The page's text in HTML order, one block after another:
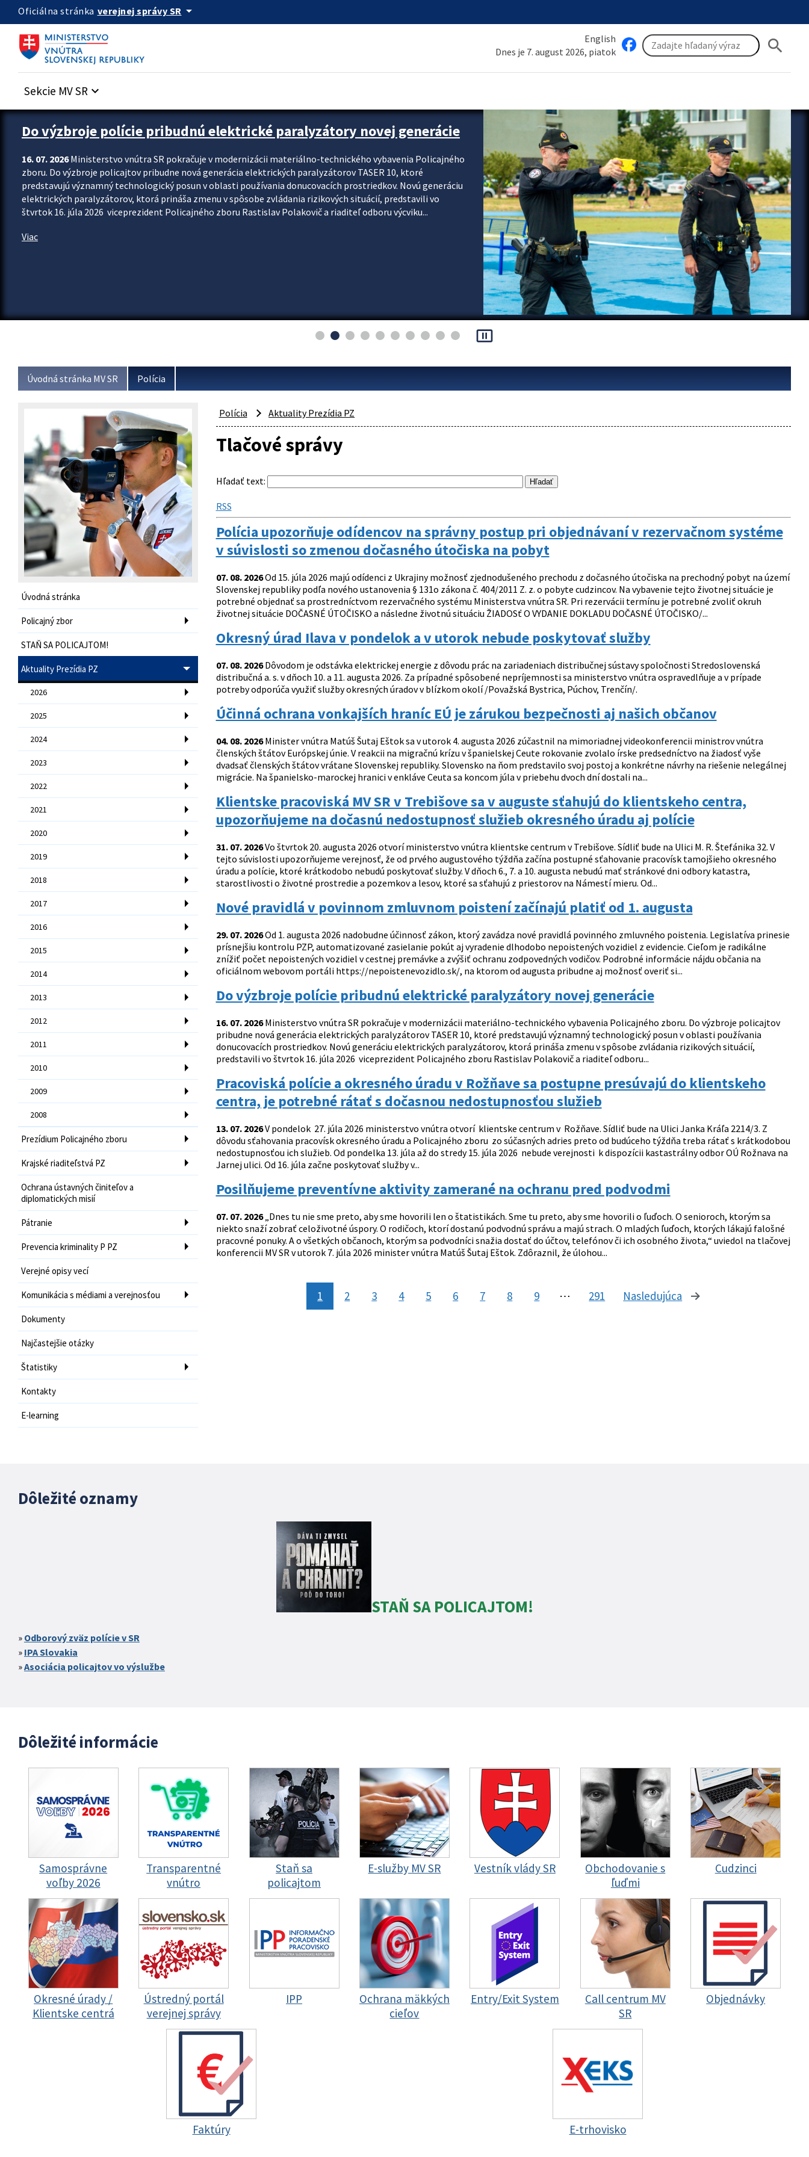
Preskocit na hlavný obsah
Oficiálna stránka verejnej správy SR arrow_drop_down
English
Dnes je 7. august 2026, piatok
search
Sekcie MV SR keyboard_arrow_down
Zastavit automatický posun upútavok
Do výzbroje polície pribudnú elektrické paralyzátory novej generácie
16. 07. 2026Ministerstvo vnútra SR pokračuje v modernizácii materiálno-technického vybavenia Policajného
zboru. Do výzbroje policajtov pribudne nová generácia elektrických paralyzátorov TASER 10, ktoré
predstavujú významný technologický posun v oblasti používania donucovacích prostriedkov. Novú generáciu
elektrických paralyzátorov, ktorá prináša zmenu v spôsobe zvládania rizikových situácií, predstavili vo
štvrtok 16. júla 2026 viceprezident Policajného zboru Rastislav Polakovič a riaditeľ odboru výcviku...
Viac
pause_presentation
Úvodná stránka MV SR Polícia
Úvodná stránka
Policajný zbor
STAŇ SA POLICAJTOM!
Aktuality Prezídia PZ
2026
2025
2024
2023
2022
2021
2020
2019
2018
2017
2016
2015
2014
2013
2012
2011
2010
2009
2008
Prezídium Policajného zboru
Krajské riaditeľstvá PZ
Ochrana ústavných činiteľov a
diplomatických misií
Pátranie
Prevencia kriminality P PZ
Verejné opisy vecí
Komunikácia s médiami a verejnosťou
Dokumenty
Najčastejšie otázky
Štatistiky
Kontakty
E-learning
Polícia Aktuality Prezídia PZ
Tlačové správy
Hľadať text:
RSS
Polícia upozorňuje odídencov na správny postup pri objednávaní v rezervačnom systéme
v súvislosti so zmenou dočasného útočiska na pobyt
07. 08. 2026Od 15. júla 2026 majú odídenci z Ukrajiny možnosť zjednodušeného prechodu z dočasného útočiska na prechodný pobyt na území
Slovenskej republiky podľa nového ustanovenia § 131o zákona č. 404/2011 Z. z. o pobyte cudzincov. Na vybavenie tejto životnej situácie je
potrebné objednať sa prostredníctvom rezervačného systému Ministerstva vnútra SR. Pri rezervácii termínu je potrebné zvoliť okruh
životnej situácie DOČASNÉ ÚTOČISKO a následne životnú situáciu ŽIADOSť O VYDANIE DOKLADU DOČASNÉ ÚTOČISKO/...
Okresný úrad Ilava v pondelok a v utorok nebude poskytovať služby
07. 08. 2026Dôvodom je odstávka elektrickej energie z dôvodu prác na zariadeniach distribučnej sústavy spoločnosti Stredoslovenská
distribučná a. s. v dňoch 10. a 11. augusta 2026. Za prípadné spôsobené nepríjemnosti sa ministerstvo vnútra ospravedlňuje a v prípade
potreby odporúča využiť služby okresných úradov v blízkom okolí /Považská Bystrica, Púchov, Trenčín/.
Účinná ochrana vonkajších hraníc EÚ je zárukou bezpečnosti aj našich občanov
04. 08. 2026Minister vnútra Matúš Šutaj Eštok sa v utorok 4. augusta 2026 zúčastnil na mimoriadnej videokonferencii ministrov vnútra
členských štátov Európskej únie. V reakcii na migračnú krízu v španielskej Ceute rokovanie zvolalo írske predsedníctvo na žiadosť vyše
dvadsať členských štátov vrátane Slovenskej republiky. Slovensko na ňom predstavilo svoj postoj a konkrétne návrhy na riešenie nelegálnej
migrácie. Na španielsko-marockej hranici v enkláve Ceuta sa koncom júla v priebehu dvoch dní dostali na...
Klientske pracoviská MV SR v Trebišove sa v auguste sťahujú do klientskeho centra,
upozorňujeme na dočasnú nedostupnosť služieb okresného úradu aj polície
31. 07. 2026Vo štvrtok 20. augusta 2026 otvorí ministerstvo vnútra klientske centrum v Trebišove. Sídliť bude na Ulici M. R. Štefánika 32. V
tejto súvislosti upozorňujeme verejnosť, že od prvého augustového týždňa začína postupné sťahovanie pracovísk tamojšieho okresného
úradu a polície, ktoré krátkodobo nebudú poskytovať služby. V dňoch 6., 7. a 10. augusta nebudú mať stránkové dni odbory katastra,
starostlivosti o životné prostredie a pozemkov a lesov, ktoré sa sťahujú z priestorov na Námestí mieru. Od...
Nové pravidlá v povinnom zmluvnom poistení začínajú platiť od 1. augusta
29. 07. 2026Od 1. augusta 2026 nadobudne účinnosť zákon, ktorý zavádza nové pravidlá povinného zmluvného poistenia. Legislatíva prinesie
prísnejšiu kontrolu PZP, automatizované zasielanie pokút aj vyradenie dlhodobo nepoistených vozidiel z evidencie. Cieľom je radikálne
znížiť počet nepoistených vozidiel v cestnej premávke a zvýšiť ochranu zodpovedných vodičov. Podrobné informácie nájdu občania na
oficiálnom webovom portáli https://nepoistenevozidlo.sk/, na ktorom od augusta pribudne aj možnosť overiť si...
Do výzbroje polície pribudnú elektrické paralyzátory novej generácie
16. 07. 2026Ministerstvo vnútra SR pokračuje v modernizácii materiálno-technického vybavenia Policajného zboru. Do výzbroje policajtov
pribudne nová generácia elektrických paralyzátorov TASER 10, ktoré predstavujú významný technologický posun v oblasti používania
donucovacích prostriedkov. Novú generáciu elektrických paralyzátorov, ktorá prináša zmenu v spôsobe zvládania rizikových situácií,
predstavili vo štvrtok 16. júla 2026 viceprezident Policajného zboru Rastislav Polakovič a riaditeľ odboru...
Pracoviská polície a okresného úradu v Rožňave sa postupne presúvajú do klientskeho
centra, je potrebné rátať s dočasnou nedostupnosťou služieb
13. 07. 2026V pondelok 27. júla 2026 ministerstvo vnútra otvorí klientske centrum v Rožňave. Sídliť bude na Ulici Janka Kráľa 2214/3. Z
dôvodu sťahovania pracovísk okresného úradu a Policajného zboru zo súčasných adries preto od budúceho týždňa treba rátať s krátkodobou
nedostupnosťou ich služieb. Od pondelka 13. júla až do stredy 15. júla 2026 nebude verejnosti k dispozícii kastastrálny odbor OÚ Rožnava na
Jarnej ulici. Od 16. júla začne poskytovať služby v...
Posilňujeme preventívne aktivity zamerané na ochranu pred podvodmi
07. 07. 2026„Dnes tu nie sme preto, aby sme hovorili len o štatistikách. Sme tu preto, aby sme hovorili o ľuďoch. O senioroch, ktorým sa
niekto snaží zobrať celoživotné úspory. O rodičoch, ktorí dostanú podvodnú správu a majú strach. O mladých ľuďoch, ktorých lákajú falošné
pracovné ponuky. A o všetkých občanoch, ktorým sa podvodníci snažia dostať do účtov, telefónov či ich osobného života,“ uviedol na tlačovej
konferencii MV SR v utorok 7. júla 2026 minister vnútra Matúš Šutaj Eštok. Zdôraznil, že úlohou...
1 2 3 4 5 6 7 8 9 ⋯ 291 Nasledujúca stránka
Dôležité oznamy
STAŇ SA POLICAJTOM!
Odborový zväz polície v SR
IPA Slovakia
Asociácia policajtov vo výslužbe
Dôležité informácie
Samosprávne
voľby 2026
Transparentné
vnútro
Staň sa
policajtom
E-služby MV SR Vestník vlády SR
Obchodovanie s
ľuďmi
Cudzinci
Okresné úrady /
Klientske centrá
Ústredný portál
verejnej správy
IPP
Ochrana mäkkých
cieľov
Entry/Exit System
Call centrum MV
SR
Objednávky
Faktúry E-trhovisko